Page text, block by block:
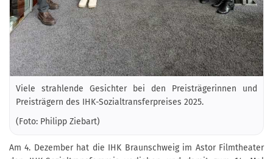
Viele strahlende Gesichter bei den Preisträgerinnen und
Preisträgern des IHK-Sozialtransferpreises 2025.
(Foto: Philipp Ziebart)
Am 4. Dezember hat die IHK Braunschweig im Astor Filmtheater